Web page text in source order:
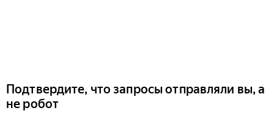
Подтвердите, что запросы отправляли вы, а
не робот